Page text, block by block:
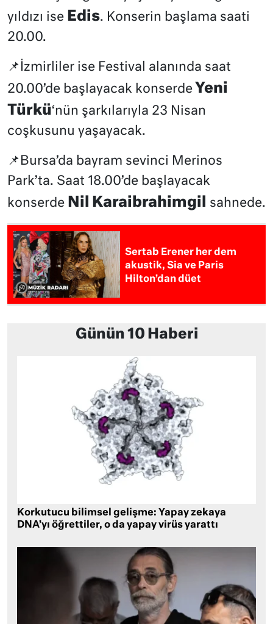
yıldızı ise Edis. Konserin başlama saati
20.00.
📌İzmirliler ise Festival alanında saat
20.00’de başlayacak konserde Yeni
Türkü‘nün şarkılarıyla 23 Nisan
coşkusunu yaşayacak.
📌Bursa’da bayram sevinci Merinos
Park’ta. Saat 18.00’de başlayacak
konserde Nil Karaibrahimgil sahnede.
Sertab Erener her dem
akustik, Sia ve Paris
Hilton’dan düet
Günün 10 Haberi
Korkutucu bilimsel gelişme: Yapay zekaya
DNA’yı öğrettiler, o da yapay virüs yarattı